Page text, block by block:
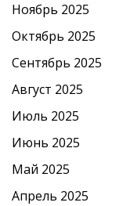
Ноябрь 2025
Октябрь 2025
Сентябрь 2025
Август 2025
Июль 2025
Июнь 2025
Май 2025
Апрель 2025